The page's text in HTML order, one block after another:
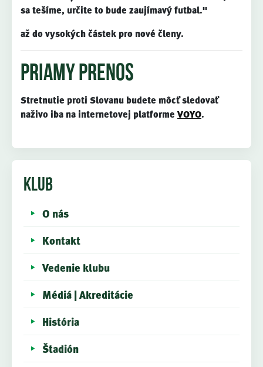
sa tešíme, určite to bude zaujímavý futbal."
až do vysokých částek pro nové členy.
Priamy prenos
Stretnutie proti Slovanu budete môcť sledovať
naživo iba na internetovej platforme VOYO.
KLUB
O nás
Kontakt
Vedenie klubu
Médiá | Akreditácie
História
Štadión